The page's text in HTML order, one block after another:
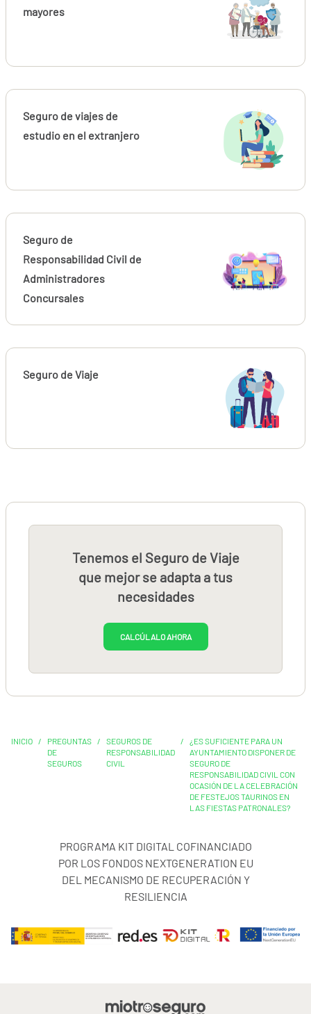
mayores
Seguro de viajes de
estudio en el extranjero
Seguro de
Responsabilidad Civil de
Administradores
Concursales
Seguro de Viaje
Tenemos el Seguro de Viaje
que mejor se adapta a tus
necesidades
CALCÚLALO AHORA
INICIO /
PREGUNTAS
DE
SEGUROS
/
SEGUROS DE
RESPONSABILIDAD
CIVIL
/
¿ES SUFICIENTE PARA UN
AYUNTAMIENTO DISPONER DE
SEGURO DE
RESPONSABILIDAD CIVIL CON
OCASIÓN DE LA CELEBRACIÓN
DE FESTEJOS TAURINOS EN
LAS FIESTAS PATRONALES?
PROGRAMA KIT DIGITAL COFINANCIADO
POR LOS FONDOS NEXTGENERATION EU
DEL MECANISMO DE RECUPERACIÓN Y
RESILIENCIA